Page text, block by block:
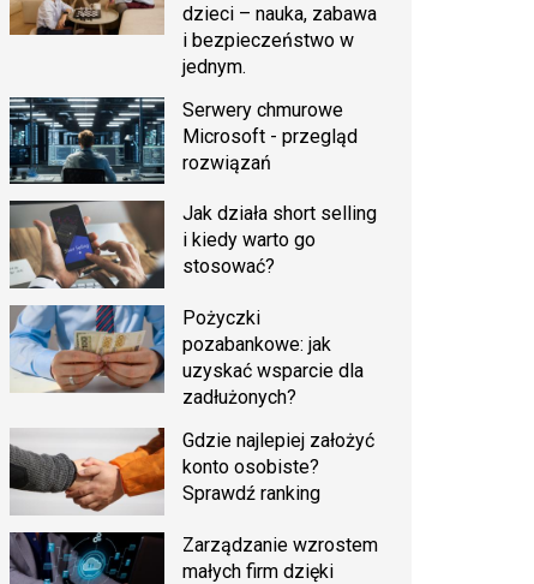
dzieci – nauka, zabawa
i bezpieczeństwo w
jednym.
Serwery chmurowe
Microsoft - przegląd
rozwiązań
Jak działa short selling
i kiedy warto go
stosować?
Pożyczki
pozabankowe: jak
uzyskać wsparcie dla
zadłużonych?
Gdzie najlepiej założyć
konto osobiste?
Sprawdź ranking
Zarządzanie wzrostem
małych firm dzięki